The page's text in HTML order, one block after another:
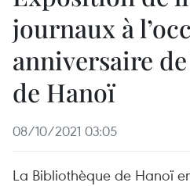
journaux à
anniversaire
de Hanoï
08/10/2021 03:05
La Bibliothèque de Hanoï